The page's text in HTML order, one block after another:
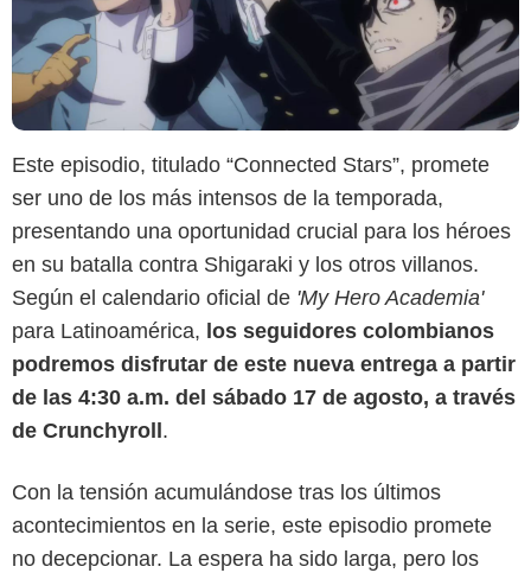
Este episodio, titulado “Connected Stars”, promete
ser uno de los más intensos de la temporada,
presentando una oportunidad crucial para los héroes
en su batalla contra Shigaraki y los otros villanos.
Según el calendario oficial de 'My Hero Academia'
para Latinoamérica, los seguidores colombianos
podremos disfrutar de este nueva entrega a partir
de las 4:30 a.m. del sábado 17 de agosto, a través
de Crunchyroll .
Con la tensión acumulándose tras los últimos
acontecimientos en la serie, este episodio promete
no decepcionar. La espera ha sido larga, pero los
Crunchyroll